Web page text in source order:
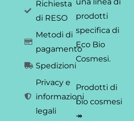
Richiesta
di RESO
Metodi di
pagamento
Spedizioni
Privacy e
informazioni
legali
prodotti
specifica di
Eco Bio
Cosmesi.
Prodotti di
bio cosmesi
↠